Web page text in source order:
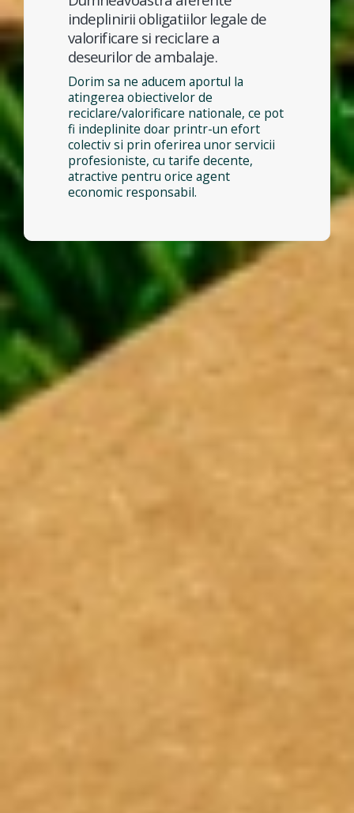
indeplinirii obligatiilor legale de
valorificare si reciclare a
deseurilor de ambalaje.
Dorim sa ne aducem aportul la
atingerea obiectivelor de
reciclare/valorificare nationale, ce pot
fi indeplinite doar printr-un efort
colectiv si prin oferirea unor servicii
profesioniste, cu tarife decente,
atractive pentru orice agent
economic responsabil.